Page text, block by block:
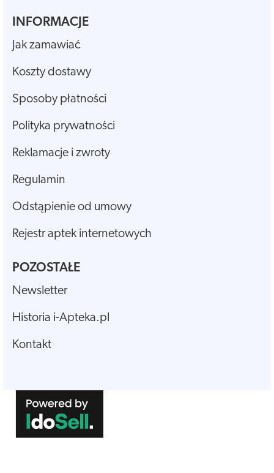
INFORMACJE
Jak zamawiać
Koszty dostawy
Sposoby płatności
Polityka prywatności
Reklamacje i zwroty
Regulamin
Odstąpienie od umowy
Rejestr aptek internetowych
POZOSTAŁE
Newsletter
Historia i-Apteka.pl
Kontakt